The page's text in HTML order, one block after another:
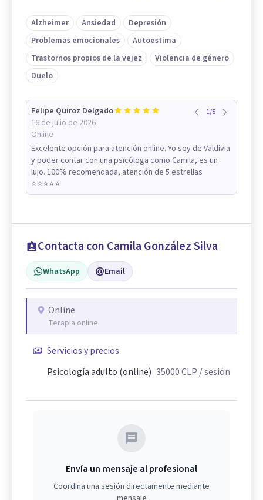
Alzheimer Ansiedad
Depresión
Problemas emocionales
Autoestima
Trastornos propios de la vejez
Violencia de género
Duelo
Felipe Quiroz Delgado
16 de julio de 2026
Online
1/5
Excelente opción para atención online. Yo soy de Valdivia
y poder contar con una psicóloga como Camila, es un
lujo. 100% recomendada, atención de 5 estrellas
⭐️⭐️⭐️⭐️⭐️
Contacta con Camila González Silva
WhatsApp Email
Online
Terapia online
Servicios y precios
Psicología adulto (online) 35000CLP / sesión
Envía un mensaje al profesional
Coordina una sesión directamente mediante